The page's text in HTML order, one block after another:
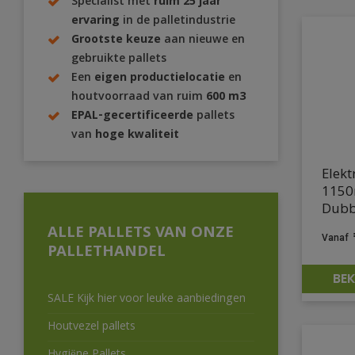
ervaring in de palletindustrie
Grootste keuze aan nieuwe en
gebruikte pallets
Een eigen productielocatie en
houtvoorraad van ruim 600 m3
EPAL-gecertificeerde pallets
van hoge kwaliteit
ALLE PALLETS VAN ONZE
PALLETHANDEL
SALE Kijk hier voor leuke aanbiedingen
Houtvezel pallets